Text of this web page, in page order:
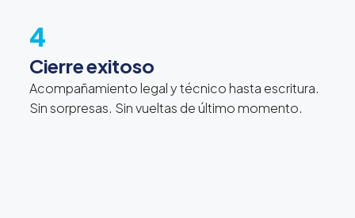
4
Cierre exitoso
Acompañamiento legal y técnico hasta escritura.
Sin sorpresas. Sin vueltas de último momento.